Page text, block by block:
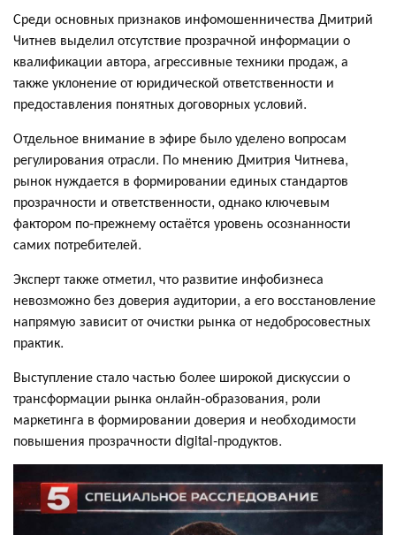
Среди основных признаков инфомошенничества Дмитрий
Читнев выделил отсутствие прозрачной информации о
квалификации автора, агрессивные техники продаж, а
также уклонение от юридической ответственности и
предоставления понятных договорных условий.
Отдельное внимание в эфире было уделено вопросам
регулирования отрасли. По мнению Дмитрия Читнева,
рынок нуждается в формировании единых стандартов
прозрачности и ответственности, однако ключевым
фактором по-прежнему остаётся уровень осознанности
самих потребителей.
Эксперт также отметил, что развитие инфобизнеса
невозможно без доверия аудитории, а его восстановление
напрямую зависит от очистки рынка от недобросовестных
практик.
Выступление стало частью более широкой дискуссии о
трансформации рынка онлайн-образования, роли
маркетинга в формировании доверия и необходимости
повышения прозрачности digital-продуктов.